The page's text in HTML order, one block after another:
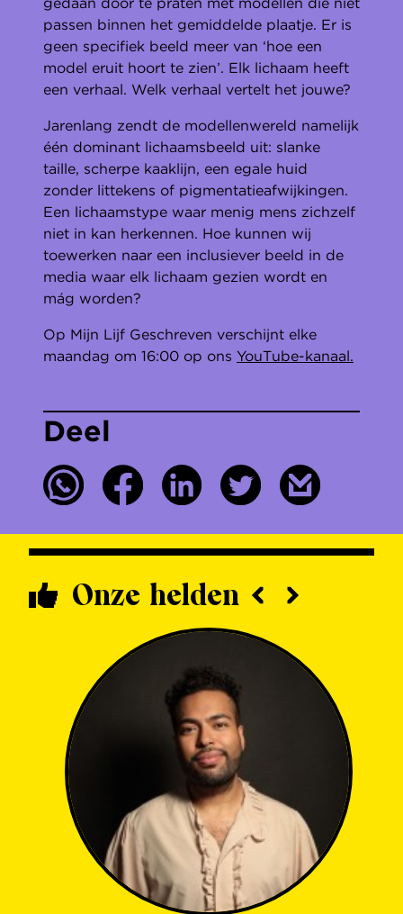
passen binnen het gemiddelde plaatje. Er is
geen specifiek beeld meer van ‘hoe een
model eruit hoort te zien’. Elk lichaam heeft
een verhaal. Welk verhaal vertelt het jouwe?
Jarenlang zendt de modellenwereld namelijk
één dominant lichaamsbeeld uit: slanke
taille, scherpe kaaklijn, een egale huid
zonder littekens of pigmentatieafwijkingen.
Een lichaamstype waar menig mens zichzelf
niet in kan herkennen. Hoe kunnen wij
toewerken naar een inclusiever beeld in de
media waar elk lichaam gezien wordt en
mág worden?
Op Mijn Lijf Geschreven verschijnt elke
maandag om 16:00 op ons YouTube-kanaal.
Deel
Onze helden